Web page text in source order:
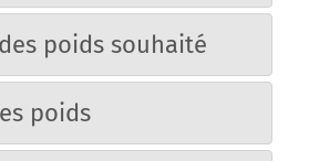
poids souhaité
poids